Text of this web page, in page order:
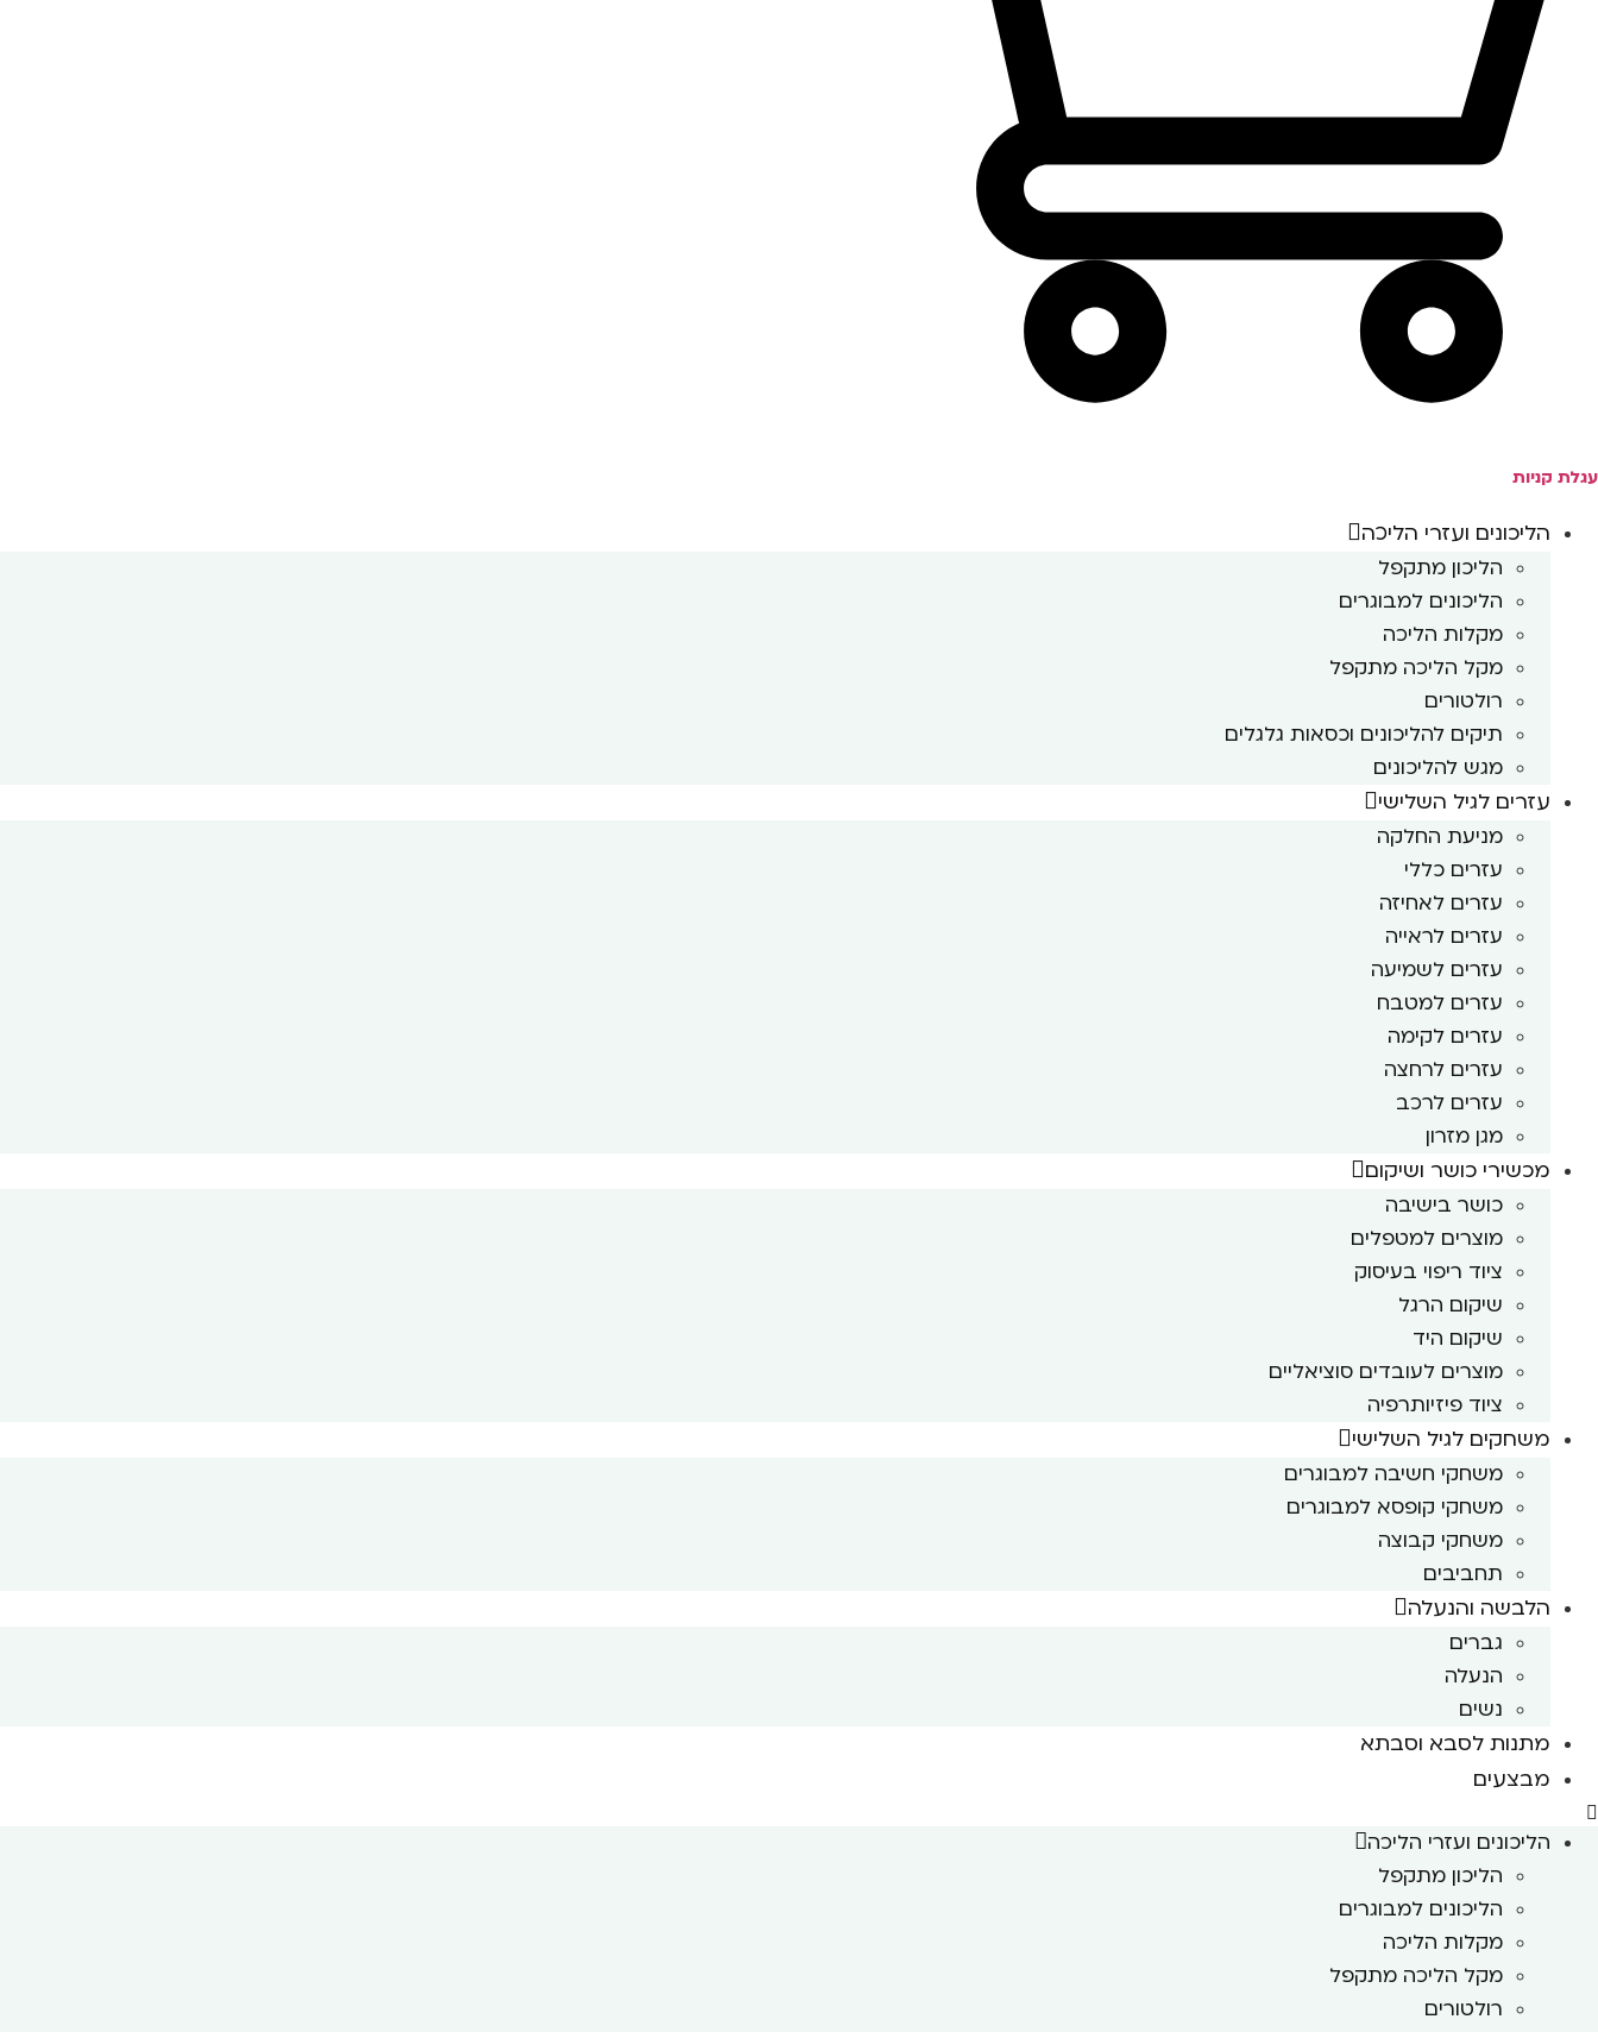
עגלת קניות
הליכונים ועזרי הליכה
הליכון מתקפל
הליכונים למבוגרים
מקלות הליכה
מקל הליכה מתקפל
רולטורים
תיקים להליכונים וכסאות גלגלים
מגש להליכונים
עזרים לגיל השלישי
מניעת החלקה
עזרים כללי
עזרים לאחיזה
עזרים לראייה
עזרים לשמיעה
עזרים למטבח
עזרים לקימה
עזרים לרחצה
עזרים לרכב
מגן מזרון
מכשירי כושר ושיקום
כושר בישיבה
מוצרים למטפלים
ציוד ריפוי בעיסוק
שיקום הרגל
שיקום היד
מוצרים לעובדים סוציאליים
ציוד פיזיותרפיה
משחקים לגיל השלישי
משחקי חשיבה למבוגרים
משחקי קופסא למבוגרים
משחקי קבוצה
תחביבים
הלבשה והנעלה
גברים
הנעלה
נשים
מתנות לסבא וסבתא
מבצעים
הליכונים ועזרי הליכה
הליכון מתקפל
הליכונים למבוגרים
מקלות הליכה
מקל הליכה מתקפל
רולטורים